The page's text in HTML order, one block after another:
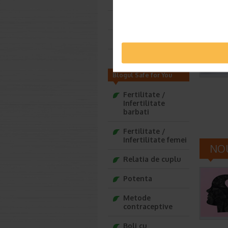
Blogul Safe for You
Fertilitate /
Infertilitate
barbati
Fertilitate /
Infertilitate femei
Relatia de cuplu
Potenta
Metode
contraceptive
Boli cu